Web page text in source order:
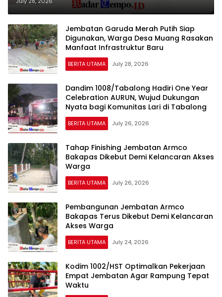
Laut untuk Rakyat
Jembatan Garuda Merah Putih Siap
Digunakan, Warga Desa Muang Rasakan
Manfaat Infrastruktur Baru
BERITA UTAMA July 28, 2026
Dandim 1008/Tabalong Hadiri One Year
Celebration AURUN, Wujud Dukungan
Nyata bagi Komunitas Lari di Tabalong
BERITA UTAMA July 26, 2026
Tahap Finishing Jembatan Armco
Bakapas Dikebut Demi Kelancaran Akses
Warga
BERITA UTAMA July 26, 2026
Pembangunan Jembatan Armco
Bakapas Terus Dikebut Demi Kelancaran
Akses Warga
BERITA UTAMA July 24, 2026
Kodim 1002/HST Optimalkan Pekerjaan
Empat Jembatan Agar Rampung Tepat
Waktu